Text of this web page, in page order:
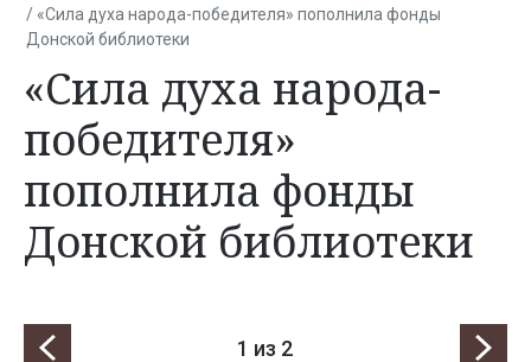
«Сила духа народа-победителя» пополнила фонды
Донской библиотеки
«Сила духа народа-
победителя»
пополнила фонды
Донской библиотеки
1 из 2